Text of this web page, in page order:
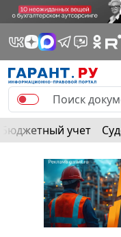
Бюджетный учет